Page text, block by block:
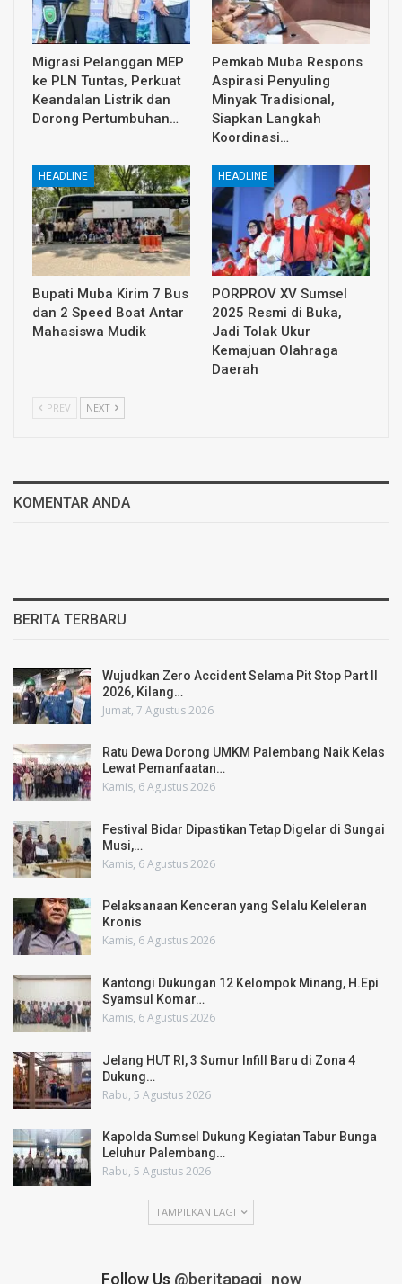
Migrasi Pelanggan MEP
ke PLN Tuntas, Perkuat
Keandalan Listrik dan
Dorong Pertumbuhan…
Pemkab Muba Respons
Aspirasi Penyuling
Minyak Tradisional,
Siapkan Langkah
Koordinasi…
HEADLINE
Bupati Muba Kirim 7 Bus
dan 2 Speed Boat Antar
Mahasiswa Mudik
HEADLINE
PORPROV XV Sumsel
2025 Resmi di Buka,
Jadi Tolak Ukur
Kemajuan Olahraga
Daerah
PREV NEXT
KOMENTAR ANDA
BERITA TERBARU
Wujudkan Zero Accident Selama Pit Stop Part II
2026, Kilang…
Jumat, 7 Agustus 2026
Ratu Dewa Dorong UMKM Palembang Naik Kelas
Lewat Pemanfaatan…
Kamis, 6 Agustus 2026
Festival Bidar Dipastikan Tetap Digelar di Sungai
Musi,…
Kamis, 6 Agustus 2026
Pelaksanaan Kenceran yang Selalu Keleleran
Kronis
Kamis, 6 Agustus 2026
Kantongi Dukungan 12 Kelompok Minang, H.Epi
Syamsul Komar…
Kamis, 6 Agustus 2026
Jelang HUT RI, 3 Sumur Infill Baru di Zona 4
Dukung…
Rabu, 5 Agustus 2026
Kapolda Sumsel Dukung Kegiatan Tabur Bunga
Leluhur Palembang…
Rabu, 5 Agustus 2026
TAMPILKAN LAGI
Follow Us @beritapagi_now